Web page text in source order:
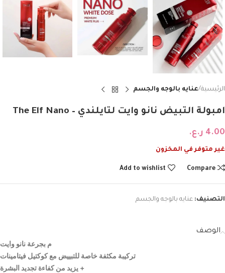
الرئيسية عنايه بالوجه والجسم
امبولة التبيض نانو وايت لتايلندي – The Elf Nano
4.00 ر.ع.
غير متوفر في المخزون
Compare
Add to wishlist
التصنيف: عنايه بالوجه والجسم
الوصف
م بجرعة نانو وايت
تركيبة مكثفة خاصة للتبييض مع كوكتيل فيتامينات
+ يزيد من كفاءة تجديد البشرة